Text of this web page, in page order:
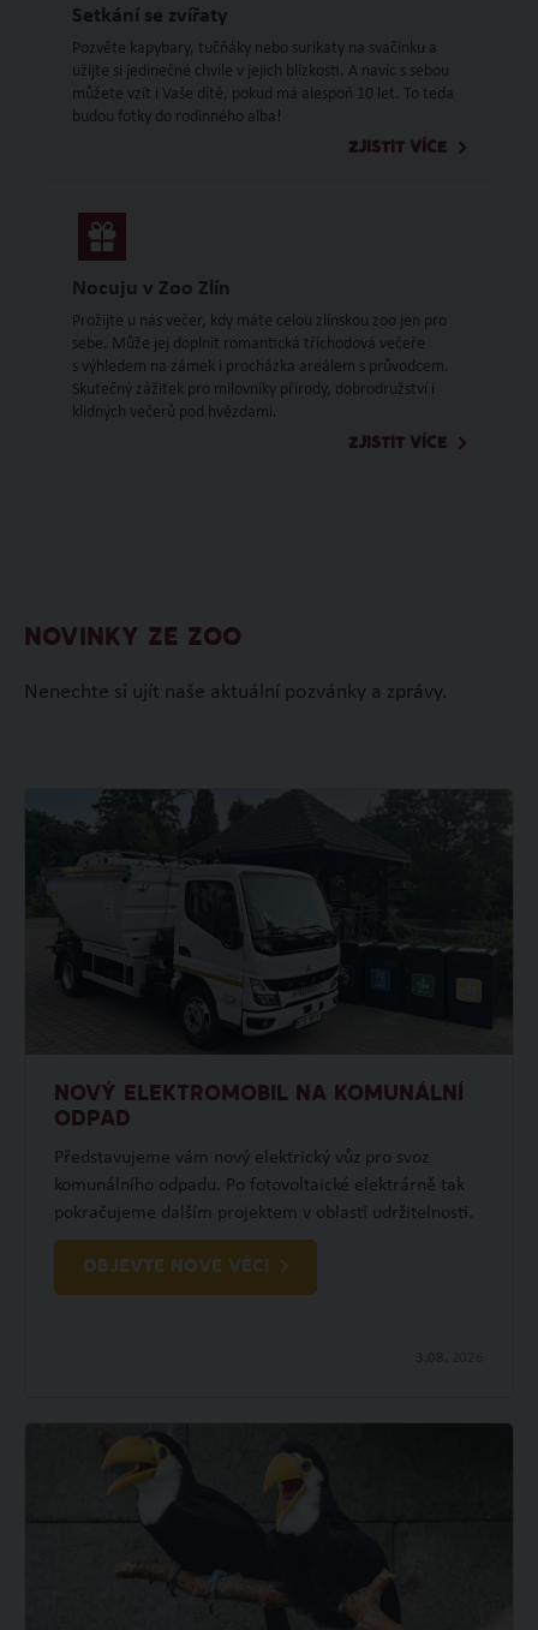
Setkání se zvířaty
Pozvěte kapybary, tučňáky nebo surikaty na svačinku a
užijte si jedinečné chvíle v jejich blízkosti. A navíc s sebou
můžete vzít i Vaše dítě, pokud má alespoň 10 let. To teda
budou fotky do rodinného alba!
ZJISTIT VÍCE
Nocuju v Zoo Zlín
Prožijte u nás večer, kdy máte celou zlínskou zoo jen pro
sebe. Může jej doplnit romantická tříchodová večeře
s výhledem na zámek i procházka areálem s průvodcem.
Skutečný zážitek pro milovníky přírody, dobrodružství i
klidných večerů pod hvězdami.
ZJISTIT VÍCE
NOVINKY ZE ZOO
Nenechte si ujít naše aktuální pozvánky a zprávy.
NOVÝ ELEKTROMOBIL NA KOMUNÁLNÍ
ODPAD
Představujeme vám nový elektrický vůz pro svoz
komunálního odpadu. Po fotovoltaické elektrárně tak
pokračujeme dalším projektem v oblasti udržitelnosti.
OBJEVTE NOVÉ VĚCI